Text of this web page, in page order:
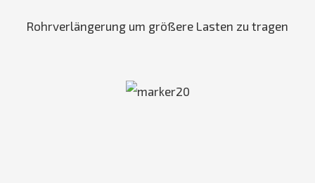
Rohrverlängerung um größere Lasten zu tragen